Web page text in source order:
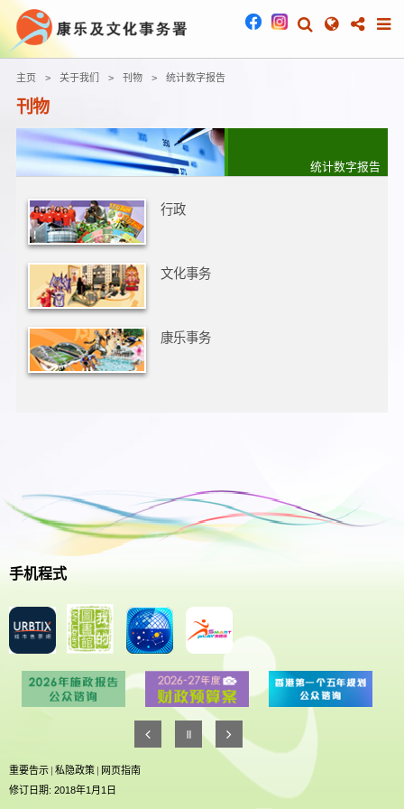
主页 关于我们 刊物 统计数字报告
刊物
统计数字报告
行政
文化事务
康乐事务
手机程式
重要告示 | 私隐政策 | 网页指南
修订日期: 2018年1月1日